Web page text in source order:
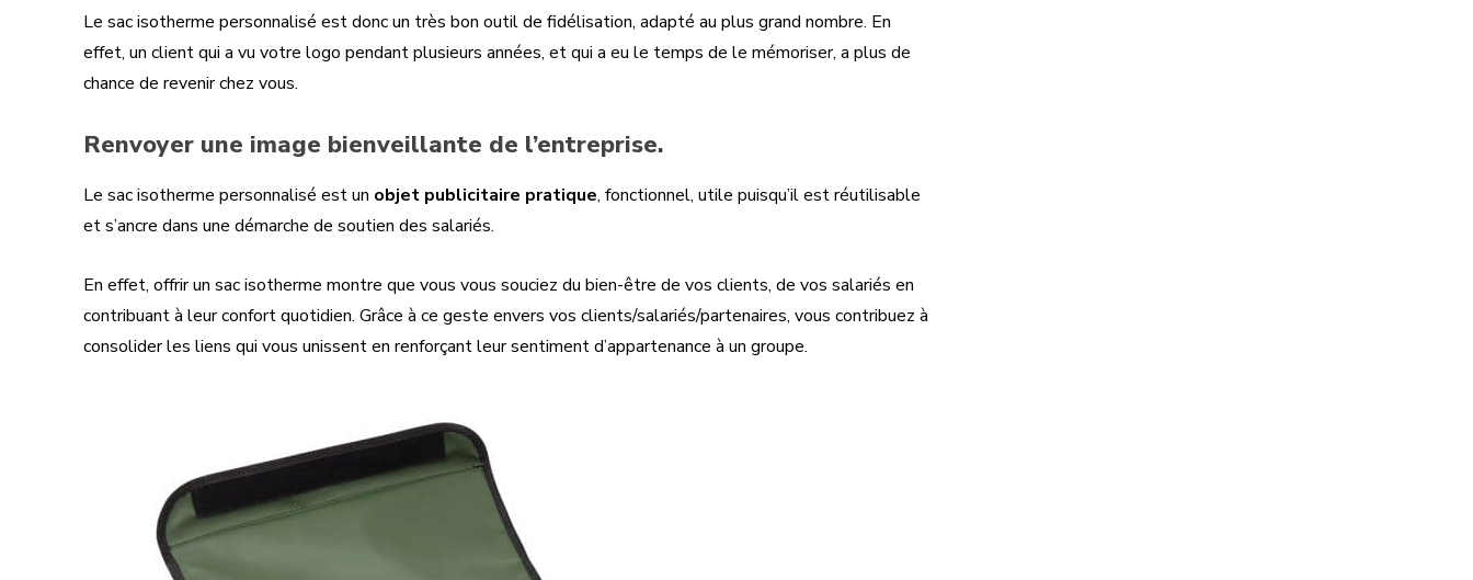
Le sac isotherme personnalisé est donc un très bon outil de fidélisation, adapté au plus grand nombre. En
effet, un client qui a vu votre logo pendant plusieurs années, et qui a eu le temps de le mémoriser, a plus de
chance de revenir chez vous.
Renvoyer une image bienveillante de l’entreprise.
Le sac isotherme personnalisé est un objet publicitaire pratique, fonctionnel, utile puisqu’il est réutilisable
et s’ancre dans une démarche de soutien des salariés.
En effet, offrir un sac isotherme montre que vous vous souciez du bien-être de vos clients, de vos salariés en
contribuant à leur confort quotidien. Grâce à ce geste envers vos clients/salariés/partenaires, vous contribuez à
consolider les liens qui vous unissent en renforçant leur sentiment d’appartenance à un groupe.